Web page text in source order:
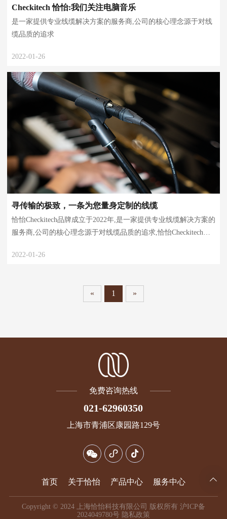
Checkitech 恰怡:我们关注电脑音乐
是一家提供专业线缆解决方案的服务商,公司的核心理念源于对线
缆品质的追求
2022-01-26
寻传输的极致，一条为您量身定制的线缆
恰怡Checkitech品牌成立于2022年,是一家提供专业线缆解决方案的
服务商,公司的核心理念源于对线缆品质的追求,恰怡Checkitech线
2022-01-26
« 1 »
免费咨询热线
021-62960350
上海市青浦区康园路129号
首页 关于恰怡 产品中心 服务中心
Copyright © 2024 上海恰怡科技有限公司 版权所有 沪ICP备
2024049780号 隐私政策